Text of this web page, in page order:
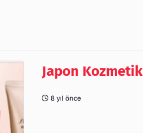
Japon
8 yıl önce